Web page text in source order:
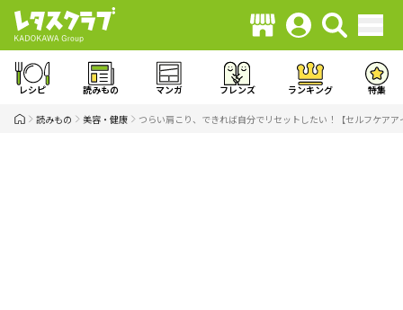
レシピ 読みもの マンガ フレンズ ランキング 特集
読みもの 美容・健康 つらい肩こり、できれば自分でリセットしたい！【セルフケア